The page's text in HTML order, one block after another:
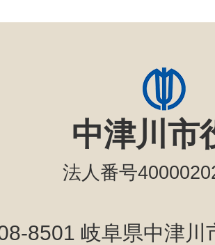
中津川市
法人番号
8501 岐阜県中津